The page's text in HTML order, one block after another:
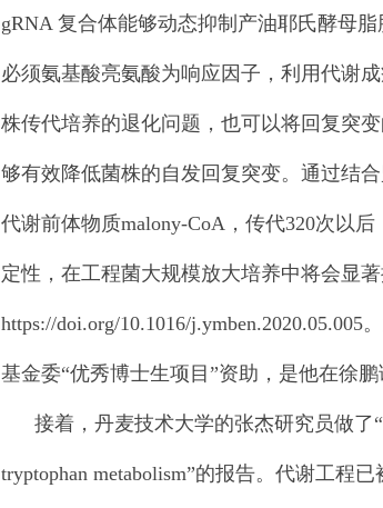
gRNA 复合体能够动态抑制产油耶氏酵母
必须氨基酸亮氨酸为响应因子，利用代谢
株传代培养的退化问题，也可以将回复突
够有效降低菌株的自发回复突变。通过结
代谢前体物质malony-CoA，传代320次以
定性，在工程菌大规模放大培养中将会显
https://doi.org/10.1016/j.ymben.2020.05.005
基金委“优秀博士生项目”资助，是他在徐
接着，丹麦技术大学的张杰研究员做了
tryptophan metabolism”的报告。代谢工程